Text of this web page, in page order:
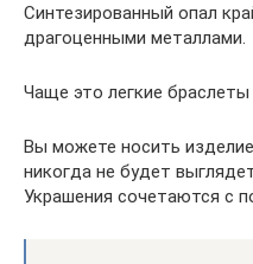
Синтезированный опал
драгоценными металлами.
Чаще это легкие браслеты
Вы можете носить
никогда не будет
Украшения сочетаются с